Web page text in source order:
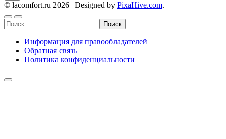
© lacomfort.ru 2026 | Designed by PixaHive.com.
Найти:
Информация для правообладателей
Обратная связь
Политика конфиденциальности